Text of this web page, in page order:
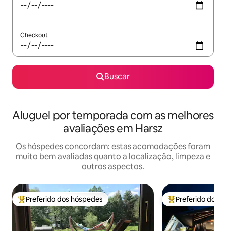
Checkout
Buscar
Aluguel por temporada com as melhores
avaliações em Harsz
Os hóspedes concordam: estas acomodações foram
muito bem avaliadas quanto a localização, limpeza e
outros aspectos.
Entre os melhores preferidos dos hóspedes
Preferido dos hóspedes Entre os
Preferido dos